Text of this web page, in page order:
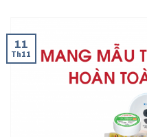
11
Th11